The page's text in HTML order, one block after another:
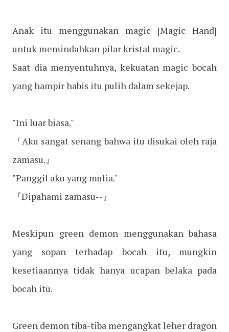
Anak itu menggunakan magic [Magic Hand]
untuk memindahkan pilar kristal magic.
Saat dia menyentuhnya, kekuatan magic bocah
yang hampir habis itu pulih dalam sekejap.
"Ini luar biasa."
『Aku sangat senang bahwa itu disukai oleh raja
zamasu.』
"Panggil aku yang mulia."
『Dipahami zamasu--』
Meskipun green demon menggunakan bahasa
yang sopan terhadap bocah itu, mungkin
kesetiaannya tidak hanya ucapan belaka pada
bocah itu.
Green demon tiba-tiba mengangkat leher dragon